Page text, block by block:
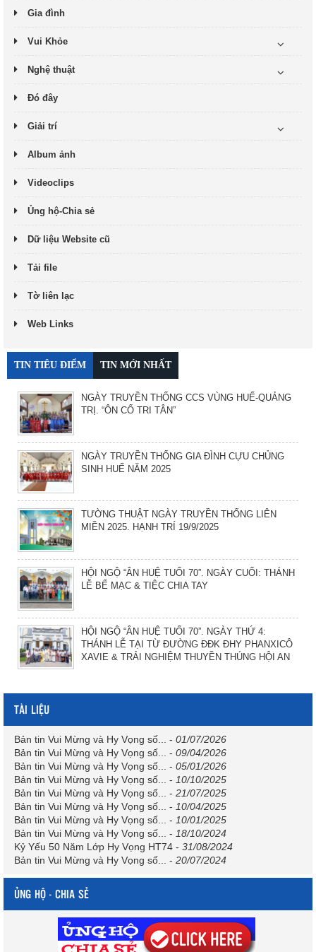
Gia đình
Vui Khỏe
Nghệ thuật
Đó đây
Giải trí
Album ảnh
Videoclips
Ủng hộ-Chia sẻ
Dữ liệu Website cũ
Tải file
Tờ liên lạc
Web Links
TIN TIÊU ĐIỂM TIN MỚI NHẤT
NGÀY TRUYỀN THỐNG CCS VÙNG HUẾ-QUẢNG
TRỊ. “ÔN CỐ TRI TÂN”
NGÀY TRUYỀN THỐNG GIA ĐÌNH CỰU CHỦNG
SINH HUẾ NĂM 2025
TƯỜNG THUẬT NGÀY TRUYỀN THỐNG LIÊN
MIỀN 2025. HẠNH TRÍ 19/9/2025
HỘI NGỘ “ÂN HUỆ TUỔI 70”. NGÀY CUỐI: THÁNH
LỄ BẾ MẠC & TIỆC CHIA TAY
HỘI NGỘ “ÂN HUỆ TUỔI 70”. NGÀY THỨ 4:
THÁNH LỄ TẠI TỪ ĐƯỜNG ĐĐK ĐHY PHANXICÔ
XAVIE & TRẢI NGHIỆM THUYỀN THÚNG HỘI AN
TÀI LIỆU
Bản tin Vui Mừng và Hy Vọng số... - 01/07/2026
Bản tin Vui Mừng và Hy Vọng số...
- 09/04/2026
Bản tin Vui Mừng và Hy Vọng số...
- 05/01/2026
Bản tin Vui Mừng và Hy Vọng số...
- 10/10/2025
Bản tin Vui Mừng và Hy Vọng số...
- 21/07/2025
Bản tin Vui Mừng và Hy Vọng số...
- 10/04/2025
Bản tin Vui Mừng và Hy Vọng số...
- 10/01/2025
Bản tin Vui Mừng và Hy Vọng số...
- 18/10/2024
Kỷ Yếu 50 Năm Lớp Hy Vọng HT74 - 31/08/2024
Bản tin Vui Mừng và Hy Vọng số...
- 20/07/2024
ỦNG HỘ - CHIA SẺ